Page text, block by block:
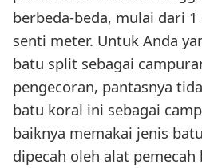
berbeda-beda, mulai dari
senti meter. Untuk Anda
batu split sebagai
pengecoran, pantasnya
batu koral ini sebagai
baiknya memakai jenis
dipecah oleh alat